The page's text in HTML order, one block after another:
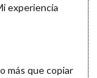
experiencia
más que copiar